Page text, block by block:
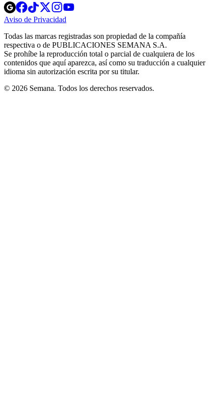
Opens
in
new
Opens
in
new
Opens
in
new
window
Opens
new
windowwindow
Aviso de Privacidad
new
window
Todas las marcas registradas son propiedad de la compañía
respectiva o de PUBLICACIONES SEMANA S.A.
Se prohíbe la reproducción total o parcial de cualquiera de los
contenidos que aquí aparezca, así como su traducción a cualquier
idioma sin autorización escrita por su titular.
© 2026 Semana. Todos los derechos reservados.